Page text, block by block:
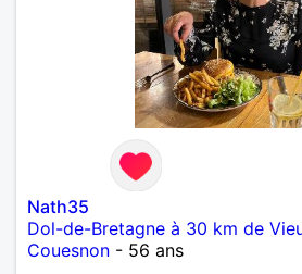
Nath35
Dol-de-Bretagne à 30 km de
Couesnon - 56 ans